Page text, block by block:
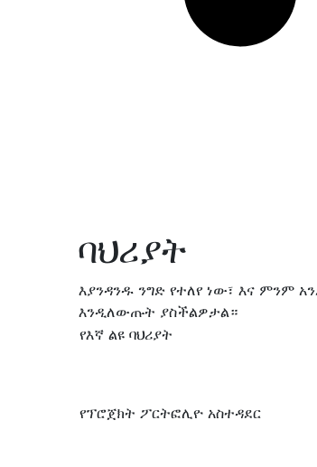
ባህሪያት
እያንዳንዱ ንግድ የተለየ ነው፣ እና ምንም
እንዲለውጡት ያስችልዎታል።
የእኛ ልዩ ባህሪያት
የፕሮጀክት ፖርትፎሊዮ አስተዳደር